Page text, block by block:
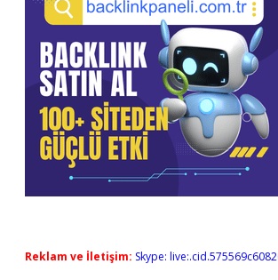
Reklam ve İletişim: Skype: